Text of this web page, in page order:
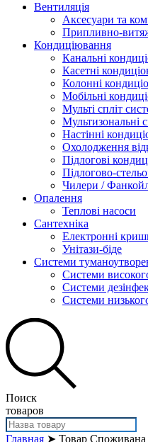
Вентиляція
Аксесуари та
Припливно-
Кондиціювання
Канальні
Касетні
Колонні
Мобільні
Мульті спліт
Мультизональні
Настінні
Охолодження
Підлогові
Підлогово-
Чилери /
Опалення
Теплові насоси
Сантехніка
Електронні
Унітази-біде
Системи
Системи
Системи
Системи
Поиск
товаров
Главная ➤ Товар Споживана